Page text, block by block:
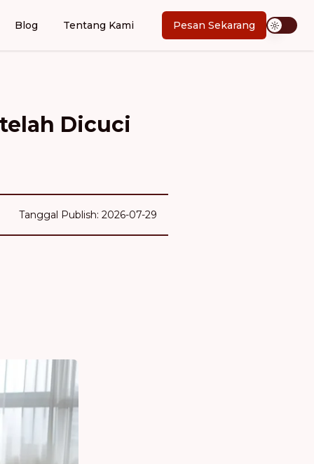
Blog Tentang Kami Pesan Sekarang
Dicuci
Tanggal Publish: 2026-07-29